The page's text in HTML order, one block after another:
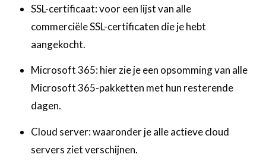
SSL-certificaat: voor een lijst van alle
commerciële SSL-certificaten die je hebt
aangekocht.
Microsoft 365: hier zie je een opsomming van alle
Microsoft 365-pakketten met hun resterende
dagen.
Cloud server: waaronder je alle actieve cloud
servers ziet verschijnen.